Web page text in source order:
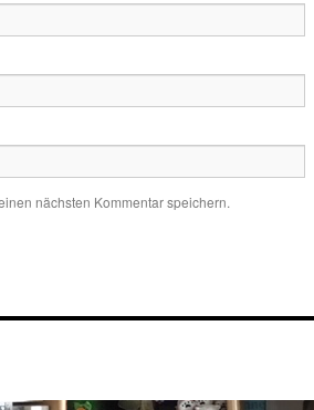
nächsten Kommentar speichern.